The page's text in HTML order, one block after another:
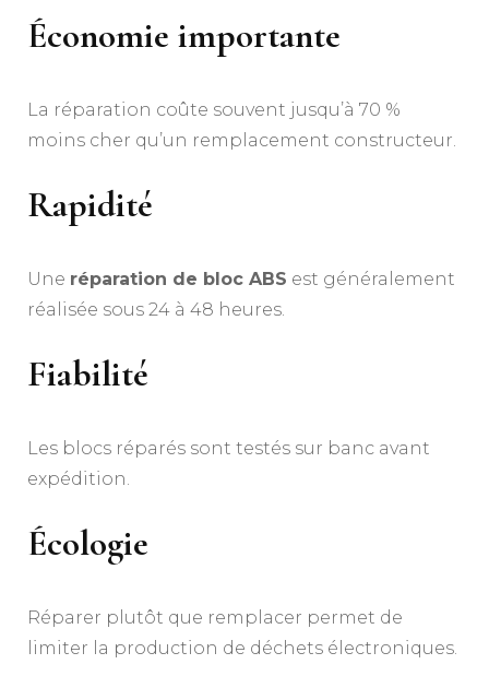
Économie importante
La réparation coûte souvent jusqu’à 70 %
moins cher qu’un remplacement constructeur.
Rapidité
Une réparation de bloc ABS est généralement
réalisée sous 24 à 48 heures.
Fiabilité
Les blocs réparés sont testés sur banc avant
expédition.
Écologie
Réparer plutôt que remplacer permet de
limiter la production de déchets électroniques.